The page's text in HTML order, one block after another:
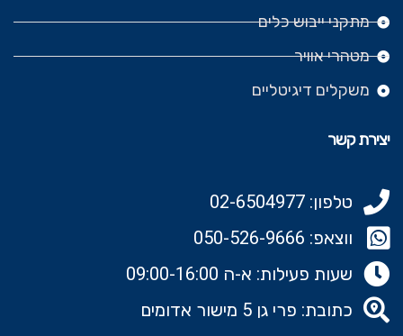
מתקני ייבוש כלים
מטהרי אוויר
משקלים דיגיטליים
יצירת קשר
טלפון: 02-6504977
ווצאפ: 050-526-9666‬
שעות פעילות: א-ה 09:00-16:00
כתובת: פרי גן 5 מישור אדומים